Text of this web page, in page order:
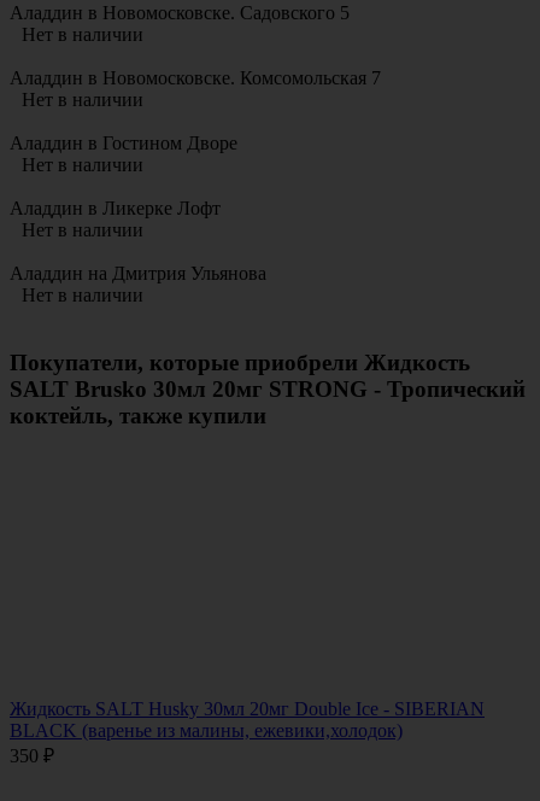
Аладдин в Новомосковске. Садовского 5
Нет в наличии
Аладдин в Новомосковске. Комсомольская 7
Нет в наличии
Аладдин в Гостином Дворе
Нет в наличии
Аладдин в Ликерке Лофт
Нет в наличии
Аладдин на Дмитрия Ульянова
Нет в наличии
Покупатели, которые приобрели Жидкость
SALT Brusko 30мл 20мг STRONG - Тропический
коктейль, также купили
Жидкость SALT Husky 30мл 20мг Double Ice - SIBERIAN
BLACK (варенье из малины, ежевики,холодок)
350 ₽